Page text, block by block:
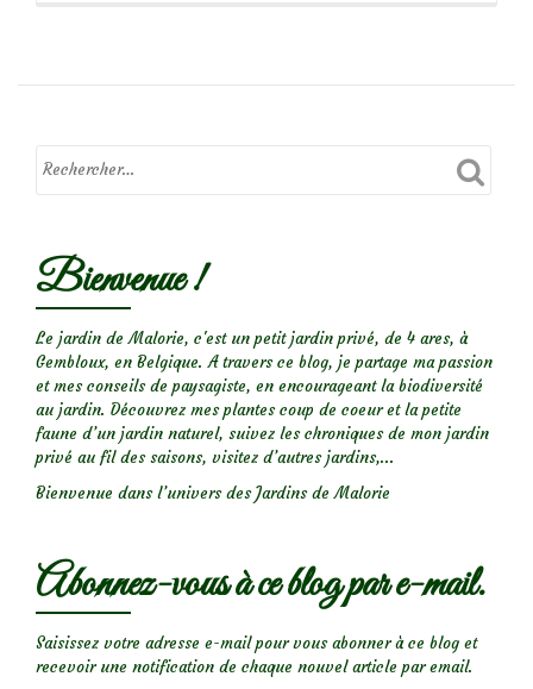
le
Madame®
Bienvenue !
Le jardin de Malorie, c'est un petit jardin privé, de 4 ares, à
Gembloux, en Belgique. A travers ce blog, je partage ma passion
et mes conseils de paysagiste, en encourageant la biodiversité
au jardin. Découvrez mes plantes coup de coeur et la petite
faune d’un jardin naturel, suivez les chroniques de mon jardin
privé au fil des saisons, visitez d’autres jardins,...
Bienvenue dans l’univers des Jardins de Malorie
Abonnez-vous à ce blog par e-mail.
Saisissez votre adresse e-mail pour vous abonner à ce blog et
recevoir une notification de chaque nouvel article par email.